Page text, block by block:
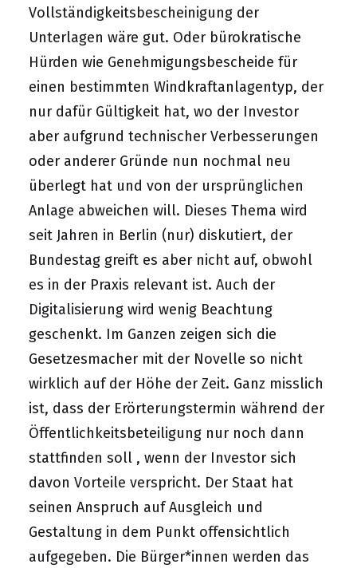
Vollständigkeitsbescheinigung der
Unterlagen wäre gut. Oder bürokratische
Hürden wie Genehmigungsbescheide für
einen bestimmten Windkraftanlagentyp, der
nur dafür Gültigkeit hat, wo der Investor
aber aufgrund technischer Verbesserungen
oder anderer Gründe nun nochmal neu
überlegt hat und von der ursprünglichen
Anlage abweichen will. Dieses Thema wird
seit Jahren in Berlin (nur) diskutiert, der
Bundestag greift es aber nicht auf, obwohl
es in der Praxis relevant ist. Auch der
Digitalisierung wird wenig Beachtung
geschenkt. Im Ganzen zeigen sich die
Gesetzesmacher mit der Novelle so nicht
wirklich auf der Höhe der Zeit. Ganz misslich
ist, dass der Erörterungstermin während der
Öffentlichkeitsbeteiligung nur noch dann
stattfinden soll , wenn der Investor sich
davon Vorteile verspricht. Der Staat hat
seinen Anspruch auf Ausgleich und
Gestaltung in dem Punkt offensichtlich
aufgegeben. Die Bürger*innen werden das